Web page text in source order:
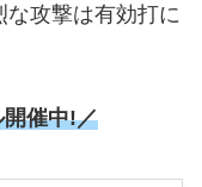
攻撃は有効打に
開催中!／